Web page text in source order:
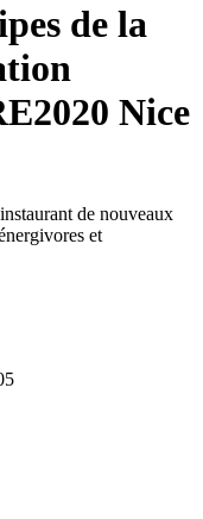
de la
Nice
de nouveaux
et